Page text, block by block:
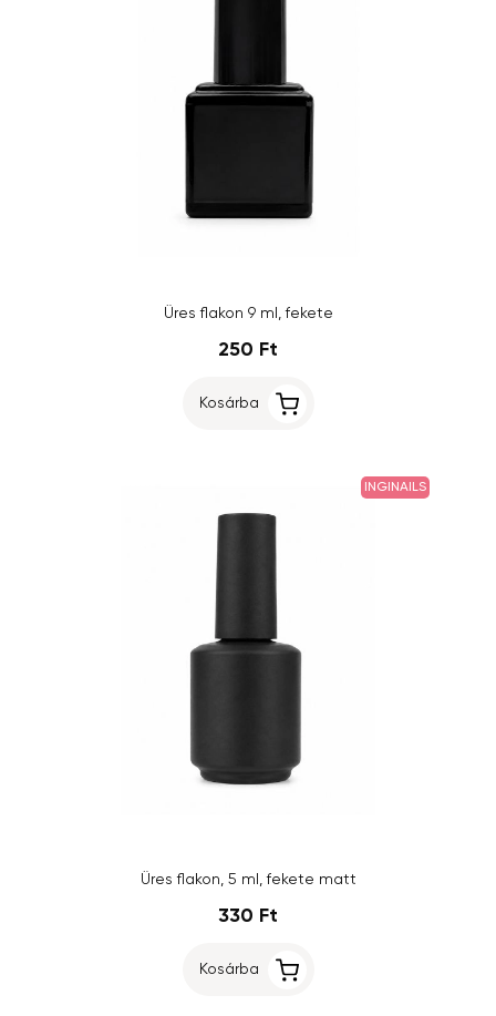
Üres flakon 9 ml, fekete
250 Ft
Kosárba
INGINAILS
Üres flakon, 5 ml, fekete matt
330 Ft
Kosárba